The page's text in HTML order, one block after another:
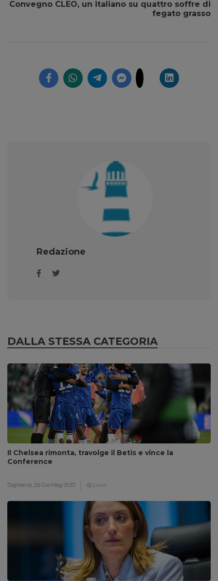
Convegno CLEO, un italiano su quattro soffre di
fegato grasso
Redazione
DALLA STESSA CATEGORIA
Il Chelsea rimonta, travolge il Betis e vince la
Conference
Digitrend, 25 Gio Mag 01:57 2 min